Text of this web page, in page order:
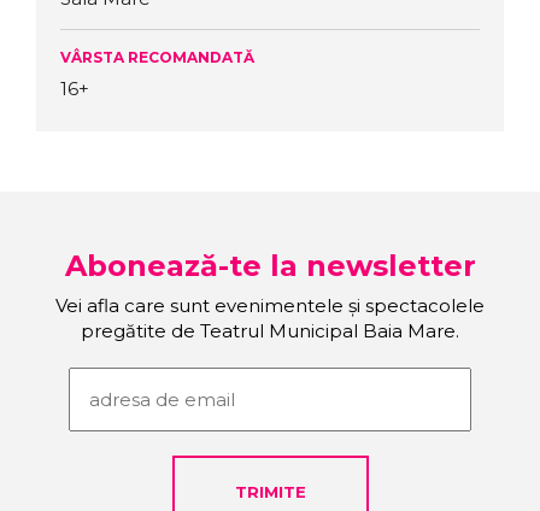
VÂRSTA RECOMANDATĂ
16+
Abonează-te la newsletter
Vei afla care sunt evenimentele și spectacolele
pregătite de Teatrul Municipal Baia Mare.